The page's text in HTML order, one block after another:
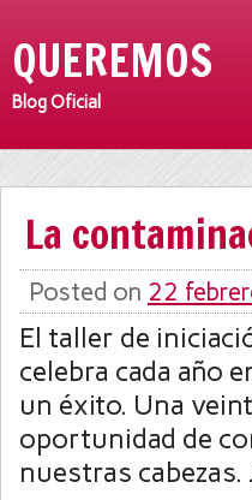
QUEREMOS
Blog Oficial
La
Posted on 22
El taller de
celebra cada año
un éxito. Una
oportunidad de
nuestras